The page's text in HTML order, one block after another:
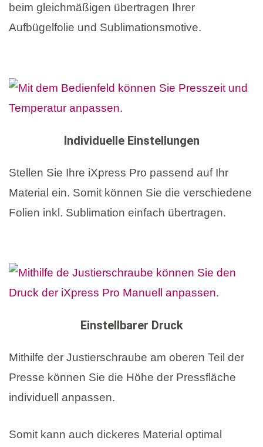
beim gleichmäßigen übertragen Ihrer
Aufbügelfolie und Sublimationsmotive.
Individuelle Einstellungen
Stellen Sie Ihre iXpress Pro passend auf Ihr
Material ein. Somit können Sie die verschiedene
Folien inkl. Sublimation einfach übertragen.
Einstellbarer Druck
Mithilfe der Justierschraube am oberen Teil der
Presse können Sie die Höhe der Pressfläche
individuell anpassen.
Somit kann auch dickeres Material optimal